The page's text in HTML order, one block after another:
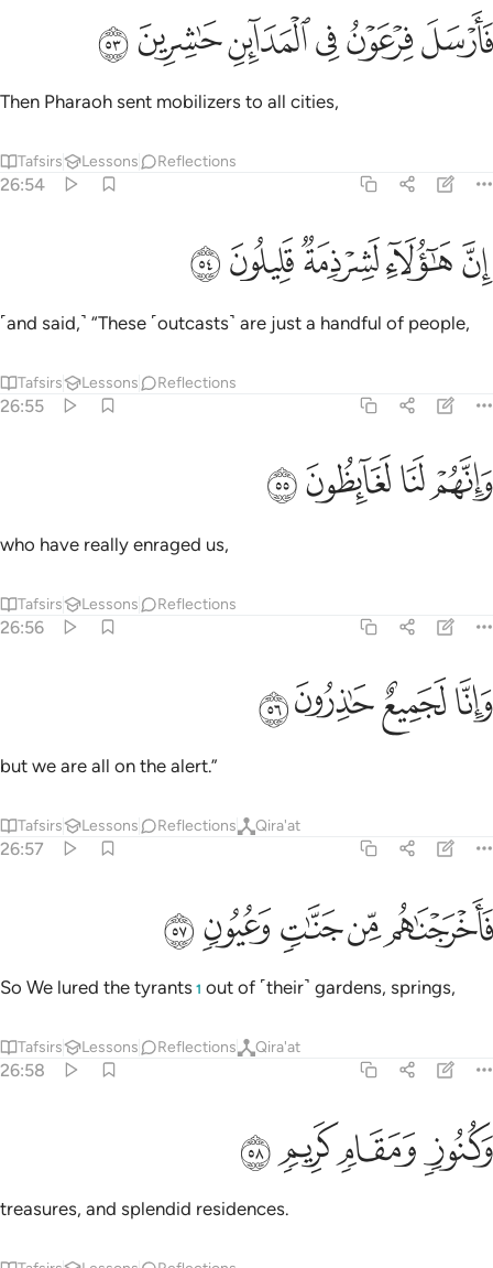
فارسل فرعون في المداين حاشرين ٥٣
فَأَرْسَلَ فِرْعَوْنُ فِى ٱلْمَدَآئِنِ حَـٰشِرِينَ ٥٣
ﲼﲽﲾﲿﳀﳁ
Then Pharaoh sent mobilizers to all cities,
Tafsirs Lessons Reflections
26:54
ان هاولاء لشرذمة قليلون ٥٤
إِنَّ هَـٰٓؤُلَآءِ لَشِرْذِمَةٌۭ قَلِيلُونَ ٥٤
ﳂﳃﳄﳅﳆ
˹and said,˺ “These ˹outcasts˺ are just a handful of people,
Tafsirs Lessons Reflections
26:55
وانهم لنا لغايظون ٥٥
وَإِنَّهُمْ لَنَا لَغَآئِظُونَ ٥٥
ﳇﳈﳉﳊ
who have really enraged us,
Tafsirs Lessons Reflections
26:56
وانا لجميع حاذرون ٥٦
وَإِنَّا لَجَمِيعٌ حَـٰذِرُونَ ٥٦
ﳋﳌﳍﳎ
but we are all on the alert.”
Tafsirs Lessons Reflections Qira'at
26:57
فاخرجناهم من جنات وعيون ٥٧
فَأَخْرَجْنَـٰهُم مِّن جَنَّـٰتٍۢ وَعُيُونٍۢ ٥٧
ﳏﳐﳑﳒﳓ
So We lured the tyrants 1 out of ˹their˺ gardens, springs,
Tafsirs Lessons Reflections Qira'at
26:58
وكنوز ومقام كريم ٥٨
وَكُنُوزٍۢ وَمَقَامٍۢ كَرِيمٍۢ ٥٨
ﳔﳕﳖﳗ
treasures, and splendid residences.